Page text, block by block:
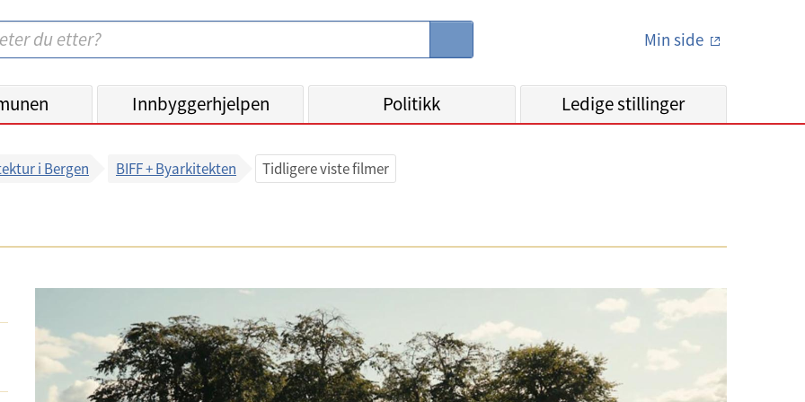
S
Min side
Innbyggerhjelpen Politikk Ledige stillinger
i Bergen BIFF + Byarkitekten Tidligere viste filmer